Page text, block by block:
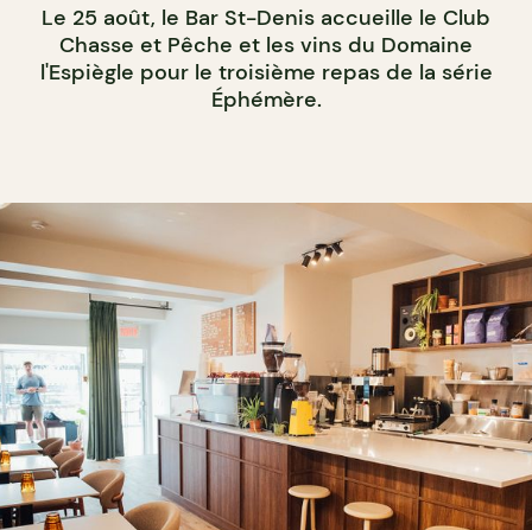
Le 25 août, le Bar St-Denis accueille le Club
Chasse et Pêche et les vins du Domaine
l'Espiègle pour le troisième repas de la série
Éphémère.